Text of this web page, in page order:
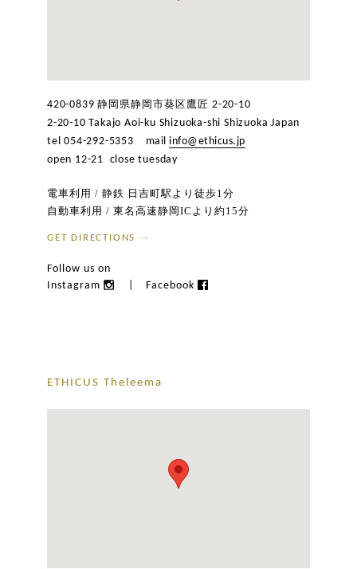
420-0839静岡県静岡市葵区鷹匠 2-20-10
2-20-10 Takajo Aoi-ku Shizuoka-shi Shizuoka Japan
tel 054-292-5353 mailinfo@ethicus.jp
open 12-21 close tuesday
電車利用 / 静鉄 日吉町駅より徒歩1分
自動車利用 / 東名高速静岡ICより約15分
GET DIRECTIONS
Follow us on
Instagram
Facebook
ETHICUS Theleema